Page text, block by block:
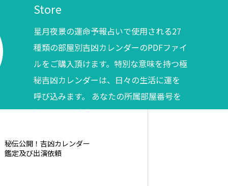
Store
星月夜景の運命予報占いで使用される27
種類の部屋別吉凶カレンダーのPDFファイ
ルをご購入頂けます。特別な意味を持つ極
秘吉凶カレンダーは、日々の生活に運を
呼び込みます。 あなたの所属部屋番号を
調べてからご購入ください。
秘伝公開！吉凶カレンダー
鑑定及び出演依頼